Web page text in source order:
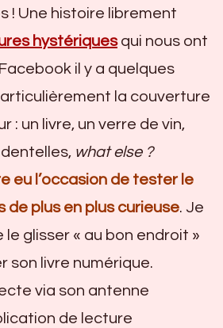
! Une histoire librement
hystériquesqui nous ont
il y a quelques
la couverture
: un livre, un verre de vin,
what else ?
eu l’occasion de tester le
de plus en plus curieuse. Je
le glisser « au bon endroit »
son livre numérique.
via son antenne
de lecture